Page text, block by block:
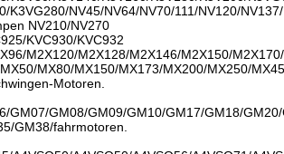
K3VG280/NV45/NV64/NV70/111/NV120/
NV210/NV270
KVC930/KVC932
M2X120/M2X128/M2X146/M2X150/
MX80/MX150/MX173/MX200/MX250/
Motoren.
GM07/GM08/GM09/GM10/GM17/GM18/
GM38/fahrmotoren.